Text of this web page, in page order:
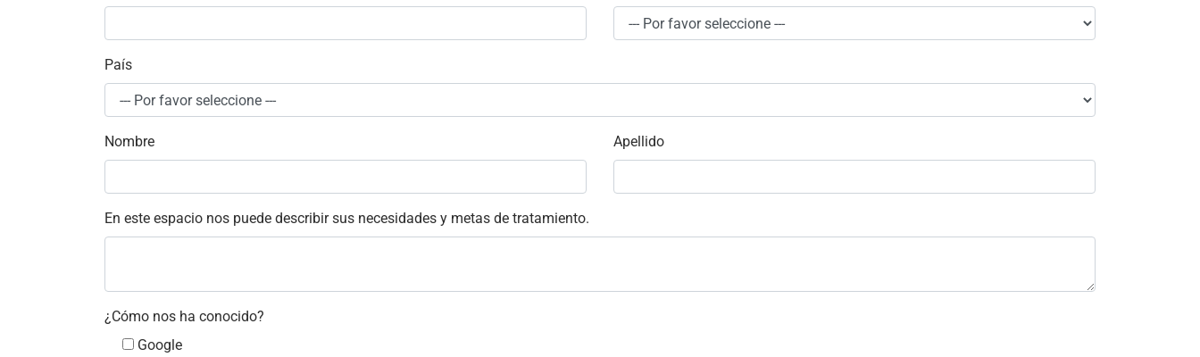
País
Nombre Apellido
En este espacio nos puede describir sus necesidades y metas de tratamiento.
¿Cómo nos ha conocido?
Google